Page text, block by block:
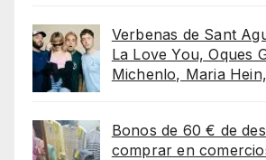
Verbenas de Sant
La Love You, Oques
Michenlo, Maria
Bonos de 60 € de
comprar en